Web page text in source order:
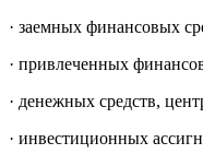
· заемных финансовых
· привлеченных
· денежных средств,
· инвестиционных